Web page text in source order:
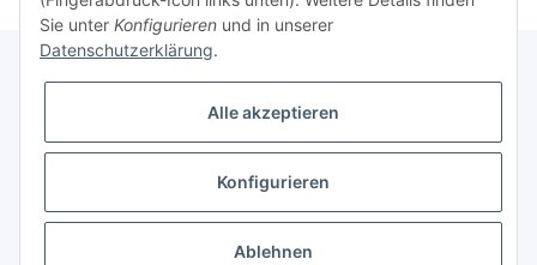
Gesetzliche Informationen
* Alle Preise inkl. gesetzlicher USt., zzgl.Versand
Sie unter Konfigurieren und in unserer
Datenschutzerklärung.
Alle akzeptieren
Konfigurieren
Ablehnen